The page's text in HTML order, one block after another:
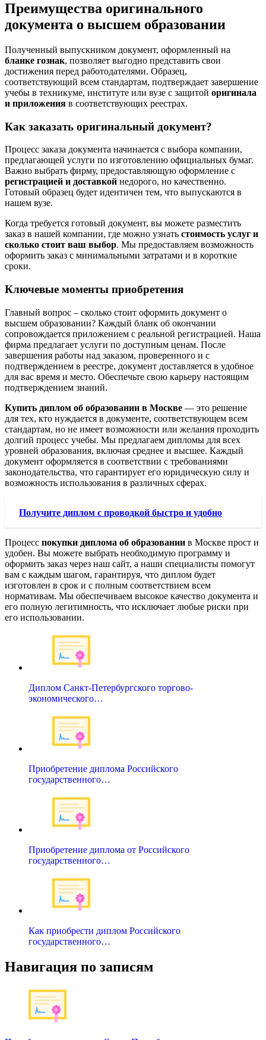
Преимущества оригинального
документа о высшем образовании
Полученный выпускником документ, оформленный на
бланке гознак, позволяет выгодно представить свои
достижения перед работодателями. Образец,
соответствующий всем стандартам, подтверждает завершение
учебы в техникуме, институте или вузе с защитой оригинала
и приложения в соответствующих реестрах.
Как заказать оригинальный документ?
Процесс заказа документа начинается с выбора компании,
предлагающей услуги по изготовлению официальных бумаг.
Важно выбрать фирму, предоставляющую оформление с
регистрацией и доставкой недорого, но качественно.
Готовый образец будет идентичен тем, что выпускаются в
нашем вузе.
Когда требуется готовый документ, вы можете разместить
заказ в нашей компании, где можно узнать стоимость услуг и
сколько стоит ваш выбор. Мы предоставляем возможность
оформить заказ с минимальными затратами и в короткие
сроки.
Ключевые моменты приобретения
Главный вопрос – сколько стоит оформить документ о
высшем образовании? Каждый бланк об окончании
сопровождается приложением с реальной регистрацией. Наша
фирма предлагает услуги по доступным ценам. После
завершения работы над заказом, проверенного и с
подтверждением в реестре, документ доставляется в удобное
для вас время и место. Обеспечьте свою карьеру настоящим
подтверждением знаний.
Купить диплом об образовании в Москве — это решение
для тех, кто нуждается в документе, соответствующем всем
стандартам, но не имеет возможности или желания проходить
долгий процесс учебы. Мы предлагаем дипломы для всех
уровней образования, включая среднее и высшее. Каждый
документ оформляется в соответствии с требованиями
законодательства, что гарантирует его юридическую силу и
возможность использования в различных сферах.
Получите диплом с проводкой быстро и удобно
Процесс покупки диплома об образовании в Москве прост и
удобен. Вы можете выбрать необходимую программу и
оформить заказ через наш сайт, а наши специалисты помогут
вам с каждым шагом, гарантируя, что диплом будет
изготовлен в срок и с полным соответствием всем
нормативам. Мы обеспечиваем высокое качество документа и
его полную легитимность, что исключает любые риски при
его использовании.
Диплом Санкт-Петербургского торгово-
экономического…
Приобретение диплома Российского
государственного…
Приобретение диплома от Российского
государственного…
Как приобрести диплом Российского
государственного…
Навигация по записям